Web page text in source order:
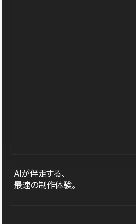
AIが伴走する、
最速の制作体験。